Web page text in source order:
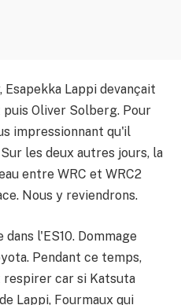
Lappi devançait
Oliver Solberg. Pour
impressionnant qu'il
les deux autres jours, la
entre WRC et WRC2
Nous y reviendrons.
l'ES10. Dommage
Pendant ce temps,
car si Katsuta
Lappi, Fourmaux qui